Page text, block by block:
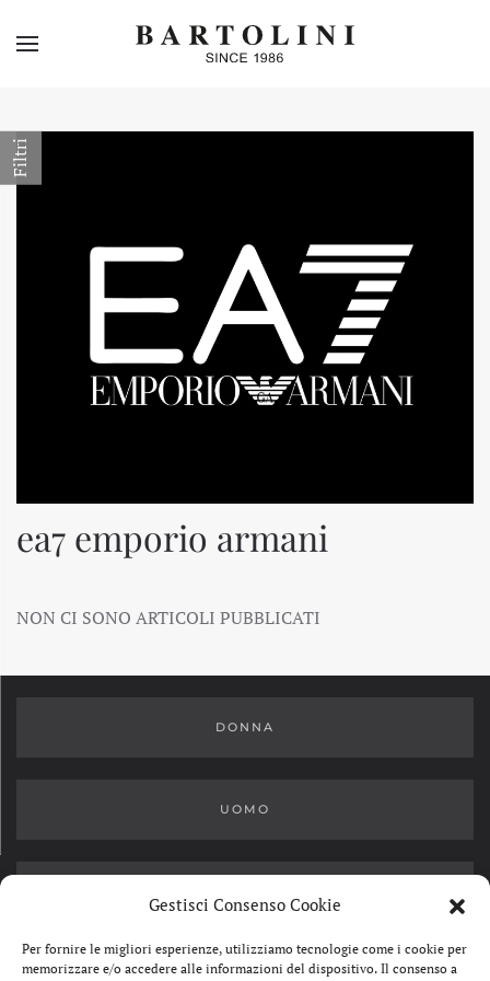
Gestisci Consenso Cookie
Per fornire le migliori esperienze, utilizziamo tecnologie come i cookie per
memorizzare e/o accedere alle informazioni del dispositivo. Il consenso a
Skip to main content
ea7 emporio armani
NON CI SONO ARTICOLI PUBBLICATI
DONNA
UOMO
Filtri